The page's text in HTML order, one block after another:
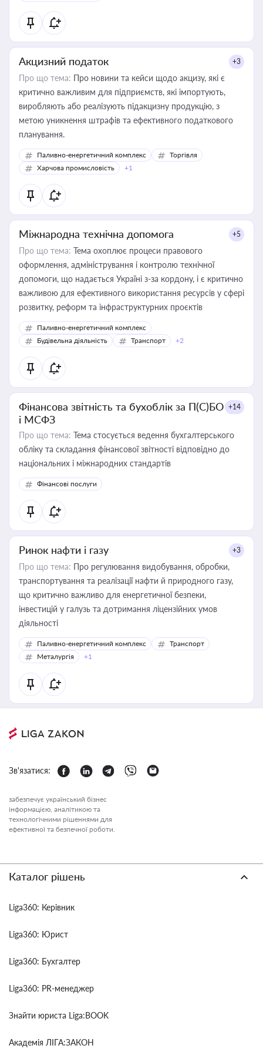
Акцизний податок +3
Про що тема: Про новини та кейси щодо акцизу, які є
критично важливим для підприємств, які імпортують,
виробляють або реалізують підакцизну продукцію, з
метою уникнення штрафів та ефективного податкового
планування.
Паливно-енергетичний комплекс
Торгівля
Харчова промисловість
+1
Міжнародна технічна допомога +5
Про що тема: Тема охоплює процеси правового
оформлення, адміністрування і контролю технічної
допомоги, що надається Україні з-за кордону, і є критично
важливою для ефективного використання ресурсів у сфері
розвитку, реформ та інфраструктурних проєктів
Паливно-енергетичний комплекс
Будівельна діяльність
Транспорт +2
Фінансова звітність та бухоблік за П(С)БО
і МСФЗ
+14
Про що тема: Тема стосується ведення бухгалтерського
обліку та складання фінансової звітності відповідно до
національних і міжнародних стандартів
Фінансові послуги
Ринок нафти і газу +3
Про що тема: Про регулювання видобування, обробки,
транспортування та реалізації нафти й природного газу,
що критично важливо для енергетичної безпеки,
інвестицій у галузь та дотримання ліцензійних умов
діяльності
Паливно-енергетичний комплекс
Транспорт
Металургія
+1
Зв'язатися:
забезпечує український бізнес
інформацією, аналітикою та
технологічними рішеннями для
ефективної та безпечної роботи.
Каталог рішень
Liga360: Керівник
Liga360: Юрист
Liga360: Бухгалтер
Liga360: PR-менеджер
Знайти юриста Liga:BOOK
Академія ЛІГА:ЗАКОН